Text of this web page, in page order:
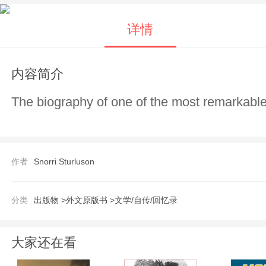
详情
内容简介
The biography of one of the most
作者 Snorri Sturluson
分类 出版物 >外文原版书 >文学/自传/回忆录
大家还在看